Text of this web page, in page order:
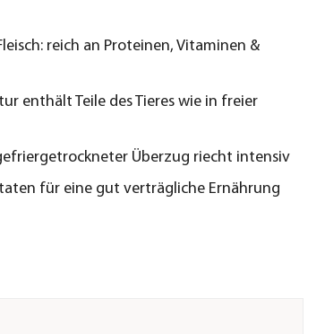
reich an Proteinen, Vitaminen &
enthält Teile des Tieres wie in freier
Überzug riecht intensiv
für eine gut verträgliche Ernährung